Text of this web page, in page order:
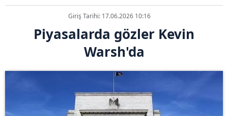
Giriş Tarihi: 17.06.2026 10:16
Piyasalarda gözler Kevin
Warsh'da